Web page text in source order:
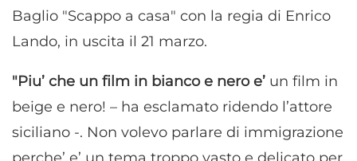
Baglio "Scappo a casa" con la regia di Enrico
Lando, in uscita il 21 marzo.
"Piu’ che un film in bianco e nero e’ un film in
beige e nero! – ha esclamato ridendo l’attore
siciliano -. Non volevo parlare di immigrazione